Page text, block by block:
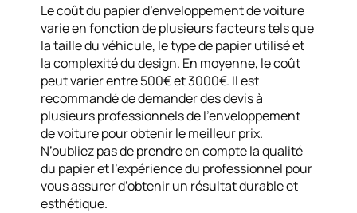
Le coût du papier d’enveloppement de voiture
varie en fonction de plusieurs facteurs tels que
la taille du véhicule, le type de papier utilisé et
la complexité du design. En moyenne, le coût
peut varier entre 500€ et 3000€. Il est
recommandé de demander des devis à
plusieurs professionnels de l’enveloppement
de voiture pour obtenir le meilleur prix.
N’oubliez pas de prendre en compte la qualité
du papier et l’expérience du professionnel pour
vous assurer d’obtenir un résultat durable et
esthétique.